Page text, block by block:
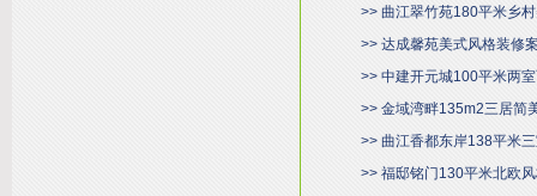
>> 曲江翠竹苑180平米乡
>> 达成馨苑美式风格装修
>> 中建开元城100平米两
>> 金域湾畔135m2三居简
>> 曲江香都东岸138平米
>> 福邸铭门130平米北欧